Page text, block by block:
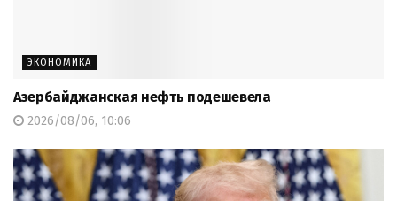
ЭКОНОМИКА
Азербайджанская нефть подешевела
2026/08/06, 10:06